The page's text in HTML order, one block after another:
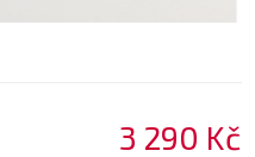
3 290 Kč